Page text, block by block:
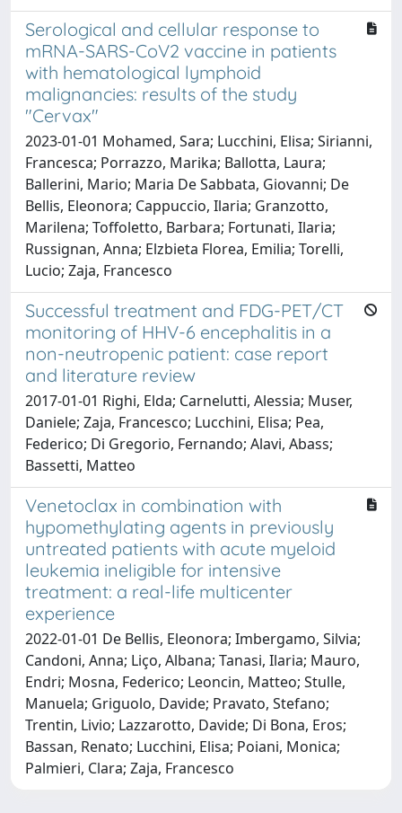
Serological and cellular response to
mRNA-SARS-CoV2 vaccine in patients
with hematological lymphoid
malignancies: results of the study
"Cervax"
2023-01-01 Mohamed, Sara; Lucchini, Elisa; Sirianni,
Francesca; Porrazzo, Marika; Ballotta, Laura;
Ballerini, Mario; Maria De Sabbata, Giovanni; De
Bellis, Eleonora; Cappuccio, Ilaria; Granzotto,
Marilena; Toffoletto, Barbara; Fortunati, Ilaria;
Russignan, Anna; Elzbieta Florea, Emilia; Torelli,
Lucio; Zaja, Francesco
Successful treatment and FDG-PET/CT
monitoring of HHV-6 encephalitis in a
non-neutropenic patient: case report
and literature review
2017-01-01 Righi, Elda; Carnelutti, Alessia; Muser,
Daniele; Zaja, Francesco; Lucchini, Elisa; Pea,
Federico; Di Gregorio, Fernando; Alavi, Abass;
Bassetti, Matteo
Venetoclax in combination with
hypomethylating agents in previously
untreated patients with acute myeloid
leukemia ineligible for intensive
treatment: a real-life multicenter
experience
2022-01-01 De Bellis, Eleonora; Imbergamo, Silvia;
Candoni, Anna; Liço, Albana; Tanasi, Ilaria; Mauro,
Endri; Mosna, Federico; Leoncin, Matteo; Stulle,
Manuela; Griguolo, Davide; Pravato, Stefano;
Trentin, Livio; Lazzarotto, Davide; Di Bona, Eros;
Bassan, Renato; Lucchini, Elisa; Poiani, Monica;
Palmieri, Clara; Zaja, Francesco